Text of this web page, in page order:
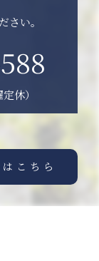
さい。
休）
こちら